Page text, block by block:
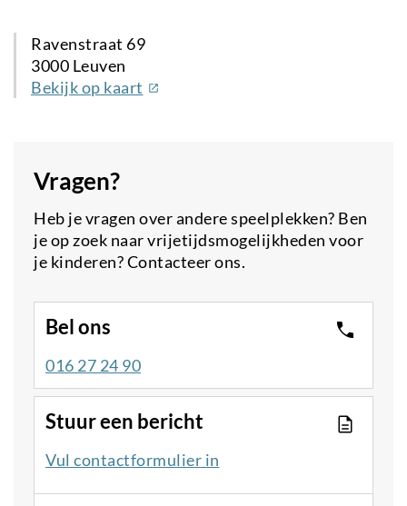
Ravenstraat 69
3000 Leuven
Bekijk op kaart (externe
Vragen?
Heb je vragen over andere speelplekken? Ben
je op zoek naar vrijetijdsmogelijkheden voor
je kinderen? Contacteer ons.
Bel ons
016 27 24 90
Stuur een bericht
Vul contactformulier in